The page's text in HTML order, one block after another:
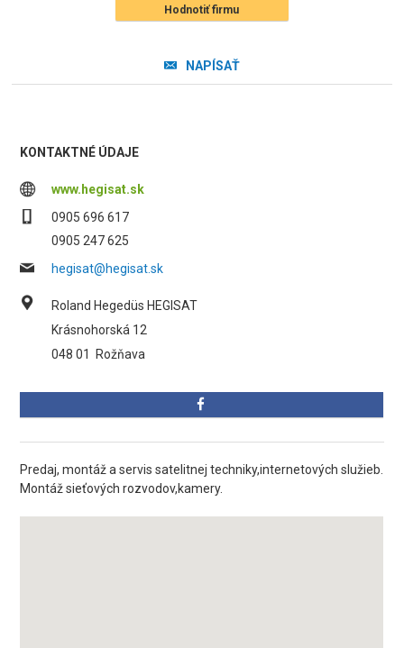
Hodnotiť firmu
NAPÍSAŤ
KONTAKTNÉ ÚDAJE
www.hegisat.sk
0905 696 617
0905 247 625
hegisat@hegisat.sk
Roland Hegedüs HEGISAT
Krásnohorská 12
048 01
Rožňava
Predaj, montáž a servis satelitnej techniky,internetových služieb.
Montáž sieťových rozvodov,kamery.